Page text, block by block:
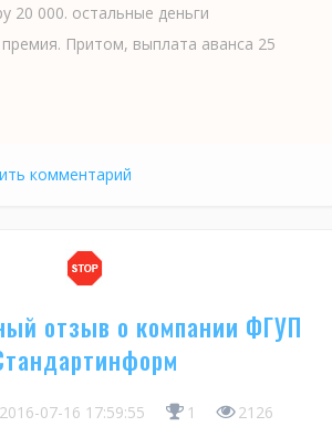
20 000. остальные деньги
Притом, выплата аванса 25
комментарий
отзыв о компании ФГУП
2016-07-16 17:59:55 1 2126